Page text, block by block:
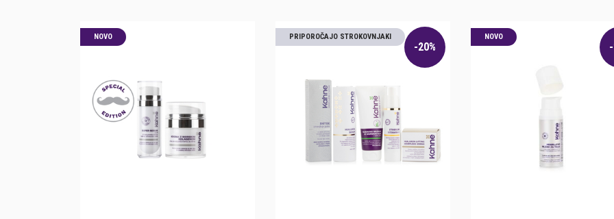
NOVO
-20%
PRIPOROČAJO STROKOVNJAKI NOVO